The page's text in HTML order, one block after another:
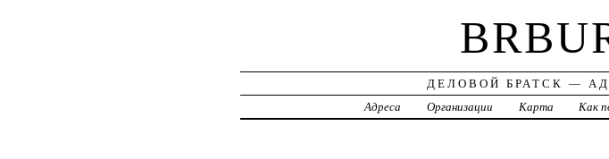
ДЕЛОВОЙ БРАТСК —
Адреса
Организации Карта Как